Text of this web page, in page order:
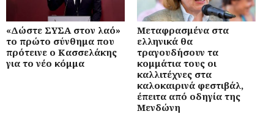
«Δώστε ΣΥΣΑ στον λαό»
το πρώτο σύνθημα που
πρότεινε ο Κασσελάκης
για το νέο κόμμα
Μεταφρασμένα στα
ελληνικά θα
τραγουδήσουν τα
κομμάτια τους οι
καλλιτέχνες στα
καλοκαιρινά φεστιβάλ,
έπειτα από οδηγία της
Μενδώνη